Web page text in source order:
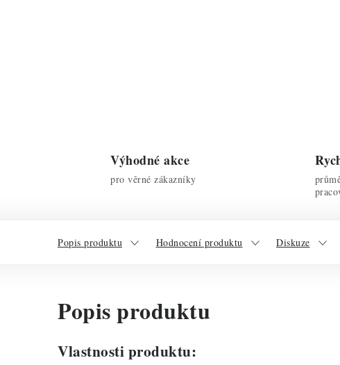
Výhodné akce
pro věrné zákazníky
Popis produktu Hodnocení produktu Diskuze
Popis produktu
Vlastnosti produktu: